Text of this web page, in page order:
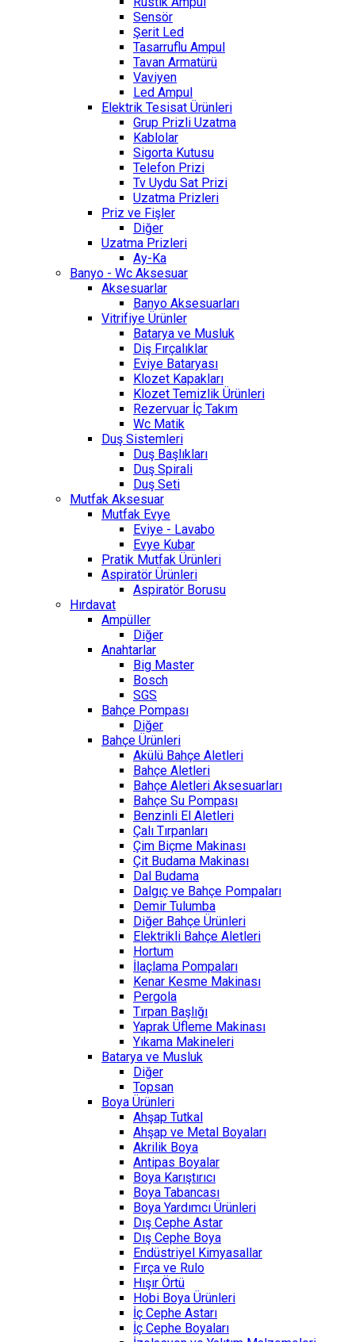
Sensör
Şerit Led
Tasarruflu Ampul
Tavan Armatürü
Vaviyen
Led Ampul
Elektrik Tesisat Ürünleri
Grup Prizli Uzatma
Kablolar
Sigorta Kutusu
Telefon Prizi
Tv Uydu Sat Prizi
Uzatma Prizleri
Priz ve Fişler
Diğer
Uzatma Prizleri
Ay-Ka
Banyo - Wc Aksesuar
Aksesuarlar
Banyo Aksesuarları
Vitrifiye Ürünler
Batarya ve Musluk
Diş Fırçalıklar
Eviye Bataryası
Klozet Kapakları
Klozet Temizlik Ürünleri
Rezervuar İç Takım
Wc Matik
Duş Sistemleri
Duş Başlıkları
Duş Spirali
Duş Seti
Mutfak Aksesuar
Mutfak Evye
Eviye - Lavabo
Evye Kubar
Pratik Mutfak Ürünleri
Aspiratör Ürünleri
Aspiratör Borusu
Hırdavat
Ampüller
Diğer
Anahtarlar
Big Master
Bosch
SGS
Bahçe Pompası
Diğer
Bahçe Ürünleri
Akülü Bahçe Aletleri
Bahçe Aletleri
Bahçe Aletleri Aksesuarları
Bahçe Su Pompası
Benzinli El Aletleri
Çalı Tırpanları
Çim Biçme Makinası
Çit Budama Makinası
Dal Budama
Dalgıç ve Bahçe Pompaları
Demir Tulumba
Diğer Bahçe Ürünleri
Elektrikli Bahçe Aletleri
Hortum
İlaçlama Pompaları
Kenar Kesme Makinası
Pergola
Tırpan Başlığı
Yaprak Üfleme Makinası
Yıkama Makineleri
Batarya ve Musluk
Diğer
Topsan
Boya Ürünleri
Ahşap Tutkal
Ahşap ve Metal Boyaları
Akrilik Boya
Antipas Boyalar
Boya Karıştırıcı
Boya Tabancası
Boya Yardımcı Ürünleri
Dış Cephe Astar
Dış Cephe Boya
Endüstriyel Kimyasallar
Fırça ve Rulo
Hışır Örtü
Hobi Boya Ürünleri
İç Cephe Astarı
İç Cephe Boyaları